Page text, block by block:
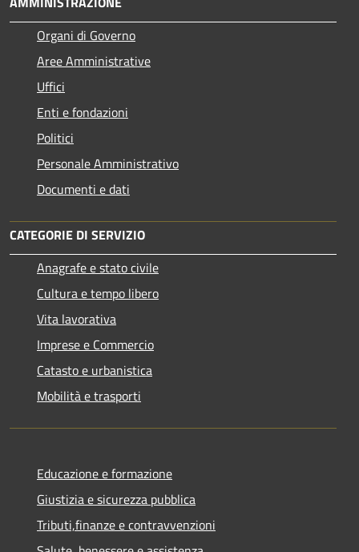
Organi di Governo
Aree Amministrative
Uffici
Enti e fondazioni
Politici
Personale Amministrativo
Documenti e dati
CATEGORIE DI SERVIZIO
Anagrafe e stato civile
Cultura e tempo libero
Vita lavorativa
Imprese e Commercio
Catasto e urbanistica
Mobilità e trasporti
Educazione e formazione
Giustizia e sicurezza pubblica
Tributi,finanze e contravvenzioni